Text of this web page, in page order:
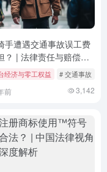
法规
手遭遇交通事故误工费
？ | 法律责任与赔偿机
经济与零工权益 # 交通事故
前 3,142